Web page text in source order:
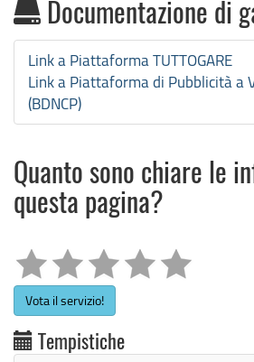
Documentazione di
Link a Piattaforma TUTTOGARE
Link a Piattaforma di Pubblicità a
(BDNCP)
Quanto sono chiare le
questa pagina?
Vota il servizio!
Tempistiche